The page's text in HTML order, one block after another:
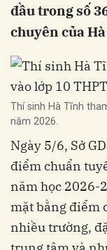
đầu trong số
chuyên của
Thí sinh Hà Tĩnh
năm 2026.
Ngày 5/6, Sở
điểm chuẩn
năm học 2026-
mặt bằng điểm
nhiều trường,